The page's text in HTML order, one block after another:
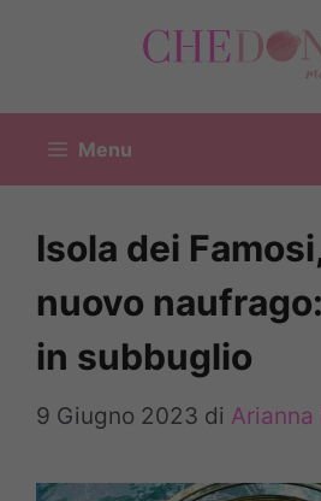
Menu
Isola dei
nuovo
in subbuglio
9 Giugno 2023 di Arianna